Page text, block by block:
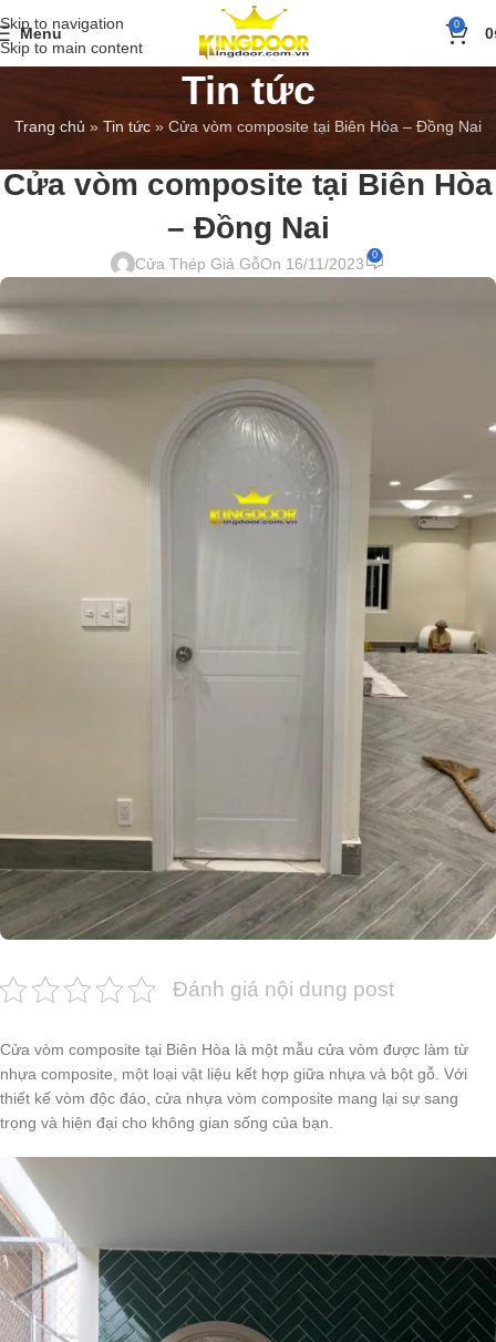
Skip to navigation
Skip to main content
Menu 0 0
Tin tức
Trang chủ » Tin tức » Cửa vòm composite tại Biên Hòa – Đồng Nai
BÁO GIÁ,
Cửa vòm composite tại Biên Hòa
– Đồng Nai
Cửa Thép Giả GỗOn 16/11/2023 0
Đánh giá nội dung post
Cửa vòm composite tại Biên Hòa là một mẫu cửa vòm được làm từ
nhựa composite, một loại vật liệu kết hợp giữa nhựa và bột gỗ. Với
thiết kế vòm độc đáo, cửa nhựa vòm composite mang lại sự sang
trọng và hiện đại cho không gian sống của bạn.